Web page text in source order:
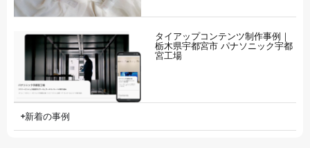
タイアップコンテンツ制作事例｜
栃木県宇都宮市 パナソニック宇都
宮工場
新着の事例